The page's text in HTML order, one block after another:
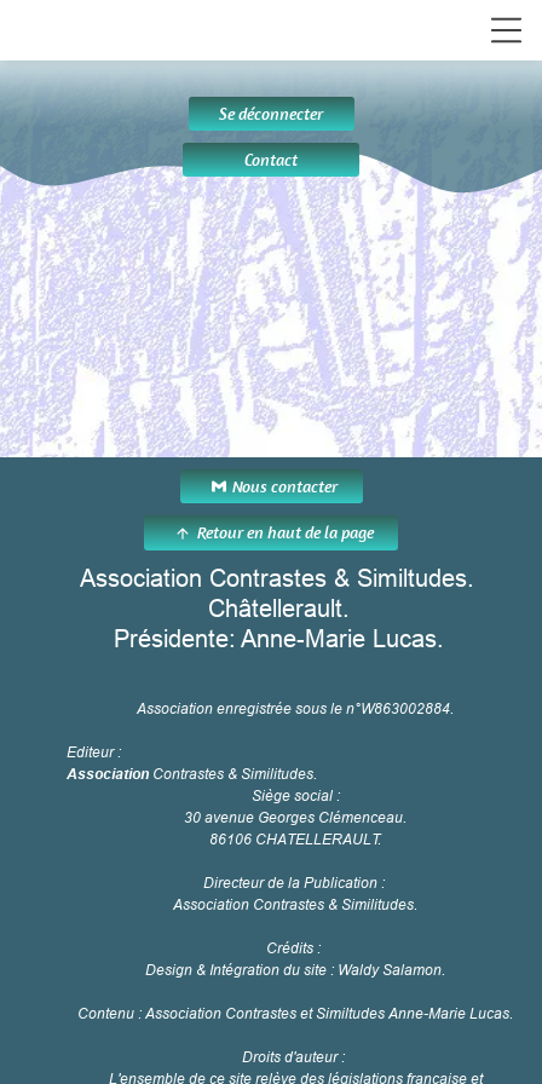
Se déconnecter
Contact
Nous contacter
arrow_upward Retour en haut de la page
Association Contrastes & Similtudes.
Châtellerault.
Présidente: Anne-Marie Lucas.
Association enregistrée sous le n°W863002884.
Editeur :
Association Contrastes & Similitudes.
Siège social :
30 avenue Georges Clémenceau.
86106 CHATELLERAULT.
Directeur de la Publication :
Association Contrastes & Similitudes.
Crédits :
Design & Intégration du site : Waldy Salamon.
Contenu : Association Contrastes et Similtudes Anne-Marie Lucas.
Droits d'auteur :
L'ensemble de ce site relève des législations française et